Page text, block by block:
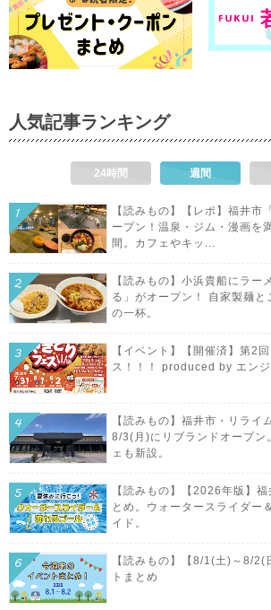
人気記事ランキング
24時間 週間
【読みもの】【レポ】福井市
ープン！温泉・ジム・漫画を
間。カフェやキッ...
【読みもの】小浜貴船にラー
る」がオープン！ 自家製麺と
の一杯。
【イベント】【開催済】第2
ス！！！ produced by エンジ
【読みもの】福井市・リライ
8/3(月)にリブランドオープン
ェも新設。
【読みもの】【2026年版】
とめ。ウォータースライダー
イド。
【読みもの】【8/1(土)～8/2(
トまとめ